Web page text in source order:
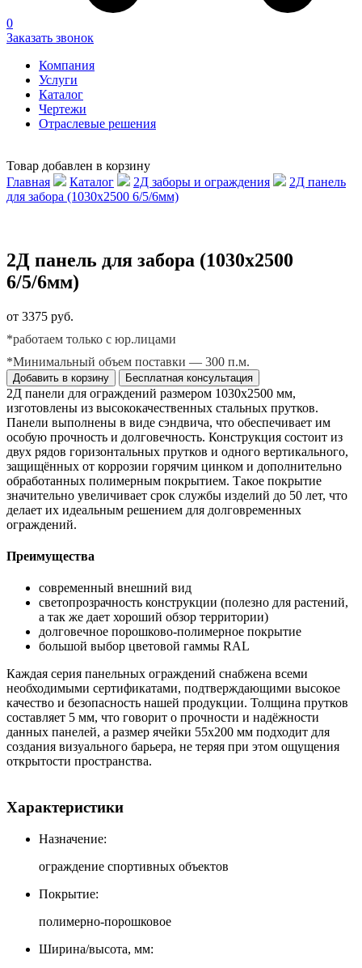
0
Заказать звонок
Компания
Услуги
Каталог
Чертежи
Отраслевые решения
Товар добавлен в корзину
Главная
Каталог 2Д заборы и ограждения
2Д панель
для забора (1030х2500 6/5/6мм)
2Д панель для забора (1030х2500
6/5/6мм)
от 3375 руб.
*работаем только с юр.лицами
*Минимальный объем поставки — 300 п.м.
Добавить в корзину Бесплатная консультация
2Д панели для ограждений размером 1030х2500 мм,
изготовлены из высококачественных стальных прутков.
Панели выполнены в виде сэндвича, что обеспечивает им
особую прочность и долговечность. Конструкция состоит из
двух рядов горизонтальных прутков и одного вертикального,
защищённых от коррозии горячим цинком и дополнительно
обработанных полимерным покрытием. Такое покрытие
значительно увеличивает срок службы изделий до 50 лет, что
делает их идеальным решением для долговременных
ограждений.
Преимущества
современный внешний вид
светопрозрачность конструкции (полезно для растений,
а так же дает хороший обзор территории)
долговечное порошково-полимерное покрытие
большой выбор цветовой гаммы RAL
Каждая серия панельных ограждений снабжена всеми
необходимыми сертификатами, подтверждающими высокое
качество и безопасность нашей продукции. Толщина прутков
составляет 5 мм, что говорит о прочности и надёжности
данных панелей, а размер ячейки 55х200 мм подходит для
создания визуального барьера, не теряя при этом ощущения
открытости пространства.
Характеристики
Назначение:
ограждение спортивных объектов
Покрытие:
полимерно-порошковое
Ширина/высота, мм: